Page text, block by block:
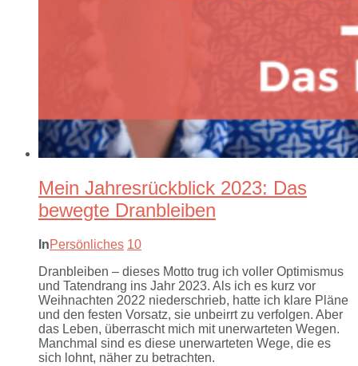
Mein Jahresrückblick 2023: Das
bewegte Dranbleiben
InPersönliches 10
Dranbleiben – dieses Motto trug ich voller Optimismus
und Tatendrang ins Jahr 2023. Als ich es kurz vor
Weihnachten 2022 niederschrieb, hatte ich klare Pläne
und den festen Vorsatz, sie unbeirrt zu verfolgen. Aber
das Leben, überrascht mich mit unerwarteten Wegen.
Manchmal sind es diese unerwarteten Wege, die es
sich lohnt, näher zu betrachten.